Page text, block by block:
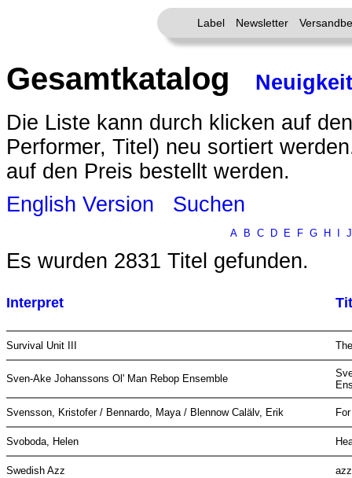
Label Newsletter
Gesamtkatalog
Die Liste kann durch klicken auf
Performer, Titel) neu sortiert
auf den Preis bestellt werden.
English Version
Suchen
A B C D E F G H J
Es wurden 2831 Titel gefunden.
Interpret
Survival Unit III
Sven-Ake Johanssons Ol' Man Rebop Ensemble
Svensson, Kristofer / Bennardo, Maya / Blennow Calälv, Erik
Svoboda, Helen
Swedish Azz